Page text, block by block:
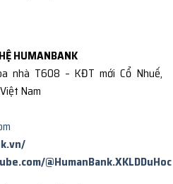
HUMANBANK
nhà T608 – KĐT mới Cổ Nhuế,
Nam
@HumanBank.XKLDDuHoc